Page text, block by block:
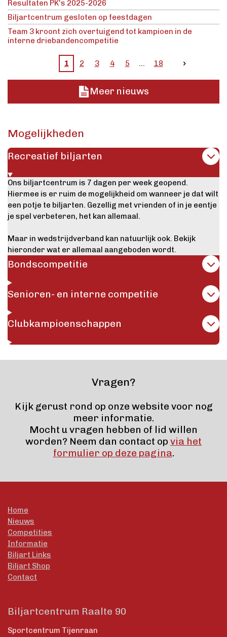
Resultaten PK's 2025-2026
Biljartcentrum gesloten op feestdagen
Team 3 kroont zich overtuigend tot kampioen in de
interne driebandencompetitie
1 2 3 4 5 18
Meer nieuws
Mogelijkheden
Recreatief biljarten
Ons biljartcentrum is 7 dagen per week geopend.
Hiermee is er ruim de mogelijkheid om wanneer je dat wilt
een potje te biljarten. Gezellig met vrienden of in je eentje
je spel verbeteren, het kan allemaal.
Maar in wedstrijdverband kan natuurlijk ook. Bekijk
hieronder wat er allemaal aangeboden wordt.
Bondscompetitie
Senioren- en interne competitie
Clubkampioenschappen
Vragen?
Kijk gerust rond op onze website voor nog
meer informatie.
Mocht u vragen hebben of lid willen
worden? Neem dan contact op via het
formulier op deze pagina.
Home
Nieuws
Competities
Informatie
Biljart Links
Biljart Shop
Contact
Biljartcentrum Raalte 90
Sportcentrum Tijenraan